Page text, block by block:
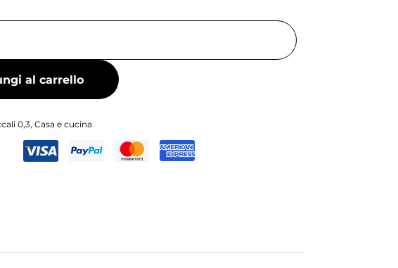
al carrello
0,3, Casa e cucina